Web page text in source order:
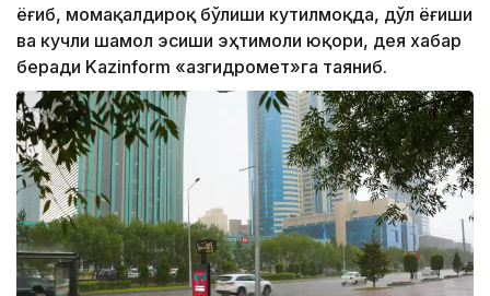
ёғиб, момақалдироқ бўлиши кутилмоқда, дўл ёғиши
ва кучли шамол эсиши эҳтимоли юқори, дея хабар
беради Kazinform «Қазгидромет»га таяниб.